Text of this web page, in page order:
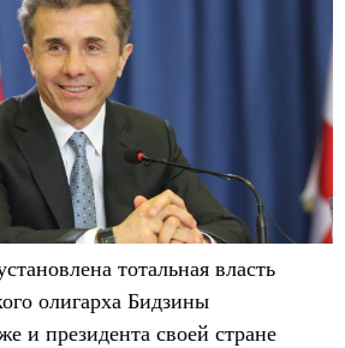
тотальная власть
олигарха Бидзины
и президента своей стране